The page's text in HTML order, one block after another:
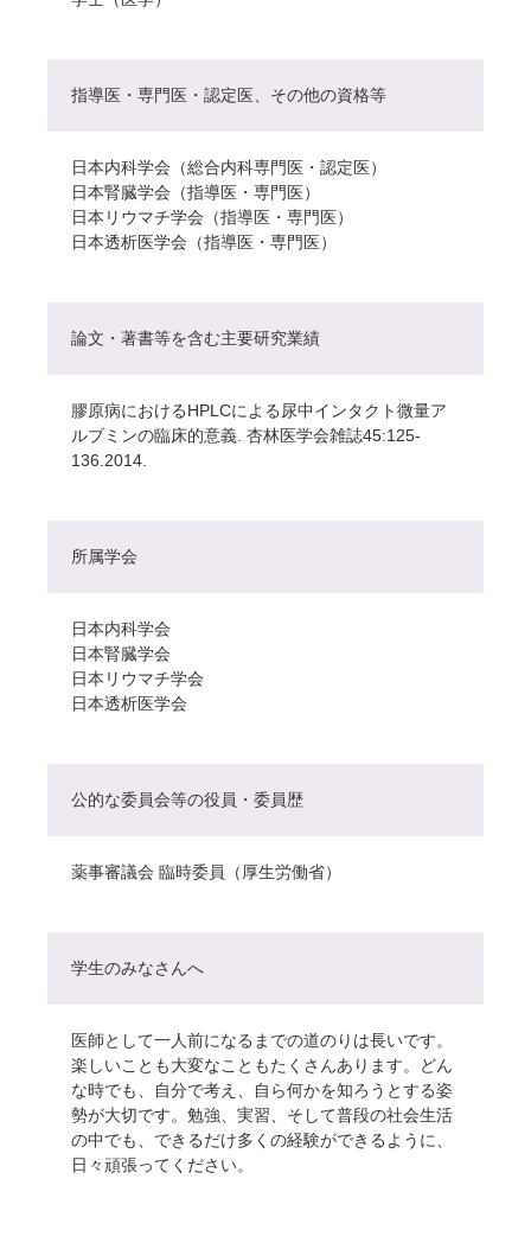
指導医・専門医・認定医、その他の資格等
日本内科学会（総合内科専門医・認定医）
日本腎臓学会（指導医・専門医）
日本リウマチ学会（指導医・専門医）
日本透析医学会（指導医・専門医）
論文・著書等を含む主要研究業績
膠原病におけるHPLCによる尿中インタクト微量ア
ルブミンの臨床的意義. 杏林医学会雑誌45:125-
136.2014.
所属学会
日本内科学会
日本腎臓学会
日本リウマチ学会
日本透析医学会
公的な委員会等の役員・委員歴
薬事審議会 臨時委員（厚生労働省）
学生のみなさんへ
医師として一人前になるまでの道のりは長いです。
楽しいことも大変なこともたくさんあります。どん
な時でも、自分で考え、自ら何かを知ろうとする姿
勢が大切です。勉強、実習、そして普段の社会生活
の中でも、できるだけ多くの経験ができるように、
日々頑張ってください。